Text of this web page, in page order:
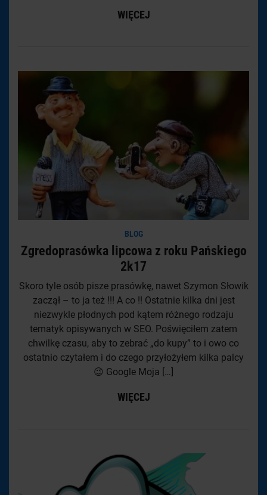
WIĘCEJ
BLOG
Zgredoprasówka lipcowa z roku Pańskiego
2k17
Skoro tyle osób pisze prasówkę, nawet Szymon Słowik
zaczął – to ja też !!! A co !! Ostatnie kilka dni jest
niezwykle płodnych pod kątem różnego rodzaju
tematyk opisywanych w SEO. Poświęciłem zatem
chwilkę czasu, aby to zebrać „do kupy” to i owo co
ostatnio czytałem i do czego przyłożyłem kilka palcy
😉 Google Moja […]
WIĘCEJ